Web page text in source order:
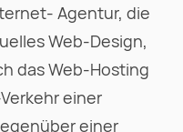
Agentur, die
Web-Design,
das Web-Hosting
einer
einer